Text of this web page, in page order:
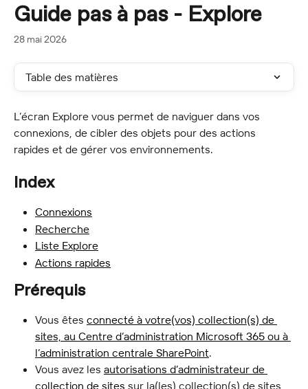
Guide pas à pas - Explore
28 mai 2026
Table des matières
L’écran Explore vous permet de naviguer dans vos
connexions, de cibler des objets pour des actions
rapides et de gérer vos environnements.
Index
Connexions
Recherche
Liste Explore
Actions rapides
Prérequis
Vous êtes connecté à votre(vos) collection(s) de
sites, au Centre d’administration Microsoft 365 ou à
l’administration centrale SharePoint.
Vous avez les autorisations d’administrateur de
collection de sites sur la(les) collection(s) de sites